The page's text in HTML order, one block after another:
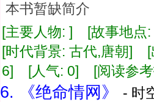
本书暂缺简介
[主要人物: ] [故事地
[时代背景: 古代,唐朝]
6] [人气: 0] [阅读参考
6. 《绝命情网》
- 时